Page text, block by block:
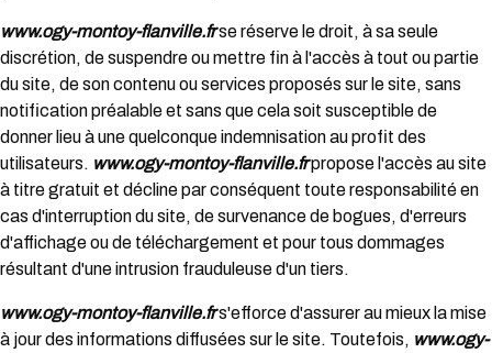
www.ogy-montoy-flanville.frse réserve le droit, à sa seule
discrétion, de suspendre ou mettre fin à l'accès à tout ou partie
du site, de son contenu ou services proposés sur le site, sans
notification préalable et sans que cela soit susceptible de
donner lieu à une quelconque indemnisation au profit des
utilisateurs. www.ogy-montoy-flanville.frpropose l'accès au site
à titre gratuit et décline par conséquent toute responsabilité en
cas d'interruption du site, de survenance de bogues, d'erreurs
d'affichage ou de téléchargement et pour tous dommages
résultant d'une intrusion frauduleuse d'un tiers.
www.ogy-montoy-flanville.frs'efforce d'assurer au mieux la mise
à jour des informations diffusées sur le site. Toutefois, www.ogy-